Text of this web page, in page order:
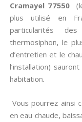
Cramayel 77550(le
plus utilisé en
particularités
thermosiphon, le
d’entretien et le
l’installation)
habitation.
Vous pourrez ainsi
en eau chaude,